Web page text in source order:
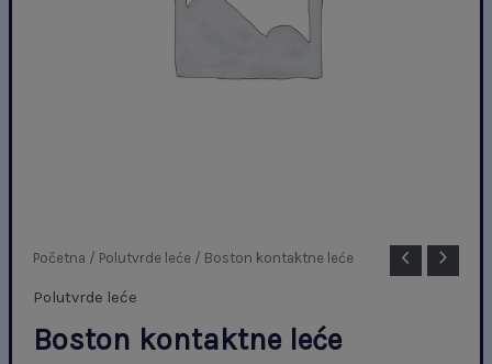
Početna / Polutvrde leće / Boston kontaktne leće
Polutvrde leće
Boston kontaktne leće
Boston
kontaktne
količina